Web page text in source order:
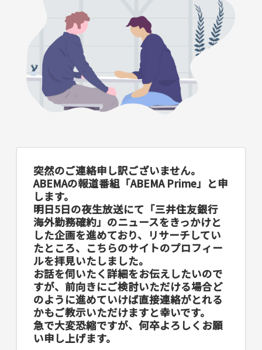
突然のご連絡申し訳ございません。
ABEMAの報道番組「ABEMA Prime」と申
します。
明日5日の夜生放送にて「三井住友銀行
海外勤務確約」のニュースをきっかけと
した企画を進めており、リサーチしてい
たところ、こちらのサイトのプロフィー
ルを拝見いたしました。
お話を伺いたく詳細をお伝えしたいので
すが、前向きにご検討いただける場合ど
のように進めていけば直接連絡がとれる
かもご教示いただけますと幸いです。
急で大変恐縮ですが、何卒よろしくお願
い申し上げます。